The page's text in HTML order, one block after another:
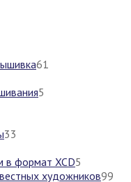
61
5
33
в формат XCD5
художников99